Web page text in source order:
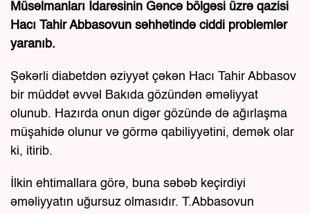
Müsəlmanları İdarəsinin Gəncə bölgəsi üzrə qazisi
Hacı Tahir Abbasovun səhhətində ciddi problemlər
yaranıb.
Şəkərli diabetdən əziyyət çəkən Hacı Tahir Abbasov
bir müddət əvvəl Bakıda gözündən əməliyyat
olunub. Hazırda onun digər gözündə də ağırlaşma
müşahidə olunur və görmə qabiliyyətini, demək olar
ki, itirib.
İlkin ehtimallara görə, buna səbəb keçirdiyi
əməliyyatın uğursuz olmasıdır. T.Abbasovun